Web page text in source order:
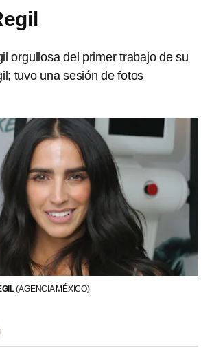
orgullosa del primer trabajo de su
tuvo una sesión de fotos
(AGENCIA MÉXICO)